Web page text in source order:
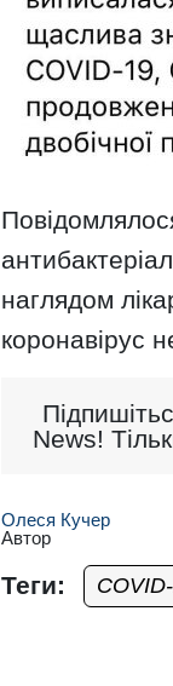
наглядом
коронавірус
News!
Олеся Кучер
Автор
Теги: